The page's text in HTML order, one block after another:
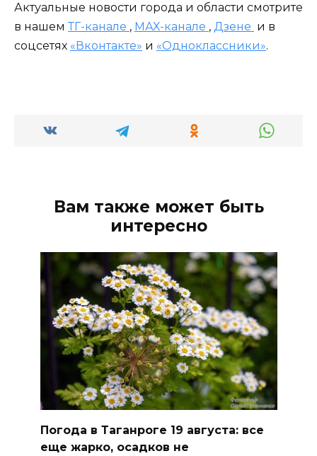
Актуальные новости города и области смотрите
в нашем ТГ-канале , МАХ-канале , Дзене и в
соцсетях «Вконтакте» и «Одноклассники».
Вам также может быть
интересно
Погода в Таганроге 19 августа: все
еще жарко, осадков не